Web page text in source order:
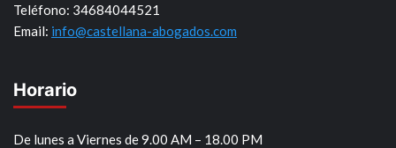
Teléfono: 34684044521
Email: info@castellana-abogados.com
Horario
De lunes a Viernes de 9.00 AM – 18.00 PM